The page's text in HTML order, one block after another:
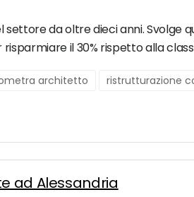
da oltre dieci anni. Svolge
il 30% rispetto alla
architetto ristrutturazione
ad Alessandria